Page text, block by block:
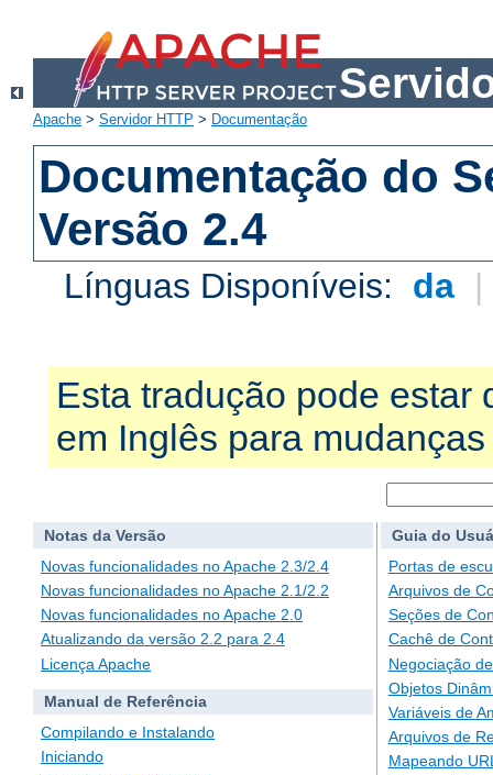
Apache > Servidor HTTP > Documentação
Documentação do
Versão 2.4
Línguas Disponíveis: da |
Esta tradução pode estar
em Inglês para
Notas da Versão
Novas funcionalidades no Apache 2.3/2.4
Novas funcionalidades no Apache 2.1/2.2
Novas funcionalidades no Apache 2.0
Atualizando da versão 2.2 para 2.4
Licença Apache
Manual de Referência
Compilando e Instalando
Iniciando
Guia do
Portas de
Arquivos de
Seções de
Cachê de
Negociação
Objetos
Variáveis de
Arquivos de
Mapeando